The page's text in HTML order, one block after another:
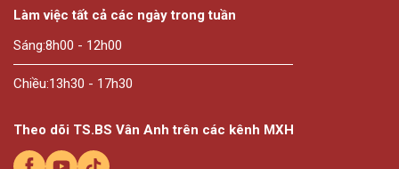
Làm việc tất cả các ngày trong tuần
Sáng:8h00 - 12h00
Chiều:13h30 - 17h30
Theo dõi TS.BS Vân Anh trên các kênh MXH